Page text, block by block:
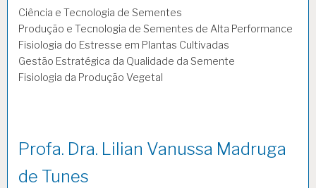
Ciência e Tecnologia de Sementes
Produção e Tecnologia de Sementes de Alta Performance
Fisiologia do Estresse em Plantas Cultivadas
Gestão Estratégica da Qualidade da Semente
Fisiologia da Produção Vegetal
Profa. Dra. Lilian Vanussa Madruga
de Tunes